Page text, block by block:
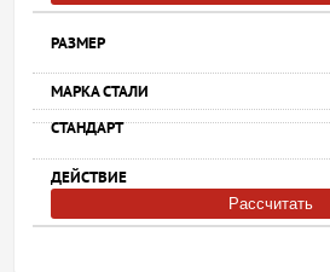
Рассчитать